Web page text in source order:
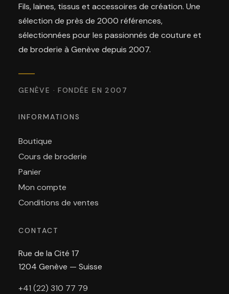
Fils, laines, tissus et accessoires de création. Une
sélection de près de 2000 références,
sélectionnées pour les passionnés de couture et
de broderie à Genève depuis 2007.
GENÈVE · FONDÉE EN 2007
INFORMATIONS
Boutique
Cours de broderie
Panier
Mon compte
Conditions de ventes
CONTACT
Rue de la Cité 17
1204 Genève — Suisse
+41 (22) 310 77 79